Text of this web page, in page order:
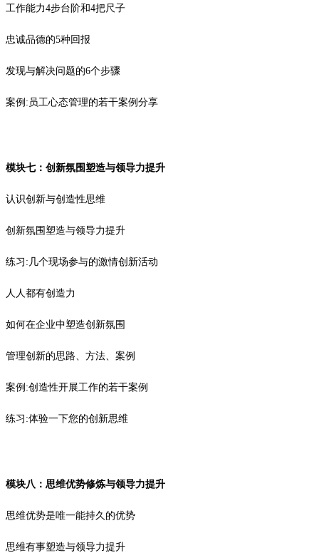
工作能力4步台阶和4把尺子
忠诚品德的5种回报
发现与解决问题的6个步骤
案例:员工心态管理的若干案例分享
模块七：创新氛围塑造与领导力提升
认识创新与创造性思维
创新氛围塑造与领导力提升
练习:几个现场参与的激情创新活动
人人都有创造力
如何在企业中塑造创新氛围
管理创新的思路、方法、案例
案例:创造性开展工作的若干案例
练习:体验一下您的创新思维
模块八：思维优势修炼与领导力提升
思维优势是唯一能持久的优势
思维有事塑造与领导力提升